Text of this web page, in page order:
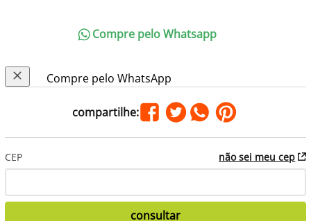
Compre pelo Whatsapp
Compre pelo WhatsApp
CEP não sei meu cep